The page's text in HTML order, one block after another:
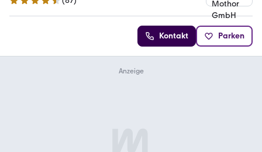
4.6 Sterne
Kontakt Parken